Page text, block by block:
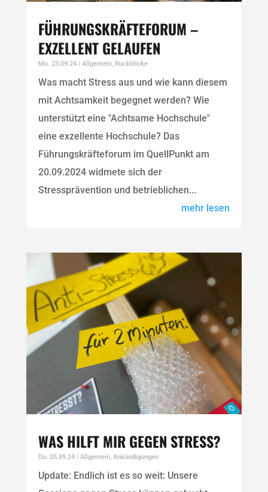
FÜHRUNGSKRÄFTEFORUM –
EXZELLENT GELAUFEN
Mo. 23.09.24| Allgemein, Rückblicke
Was macht Stress aus und wie kann diesem
mit Achtsamkeit begegnet werden? Wie
unterstützt eine "Achtsame Hochschule"
eine exzellente Hochschule? Das
Führungskräfteforum im QuellPunkt am
20.09.2024 widmete sich der
Stressprävention und betrieblichen...
mehr lesen
WAS HILFT MIR GEGEN STRESS?
Do. 05.09.24| Allgemein, Ankündigungen
Update: Endlich ist es so weit: Unsere